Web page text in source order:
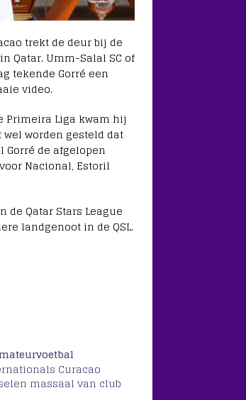
trekt de deur bij de
Qatar. Umm-Salal SC of
tekende Gorré een
video.
Primeira Liga kwam hij
worden gesteld dat
Gorré de afgelopen
Nacional, Estoril
Qatar Stars League
landgenoot in de QSL.
Curacao
massaal van club